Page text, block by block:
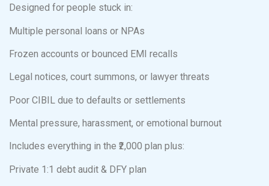
Designed for people stuck in:
Multiple personal loans or NPAs
Frozen accounts or bounced EMI recalls
Legal notices, court summons, or lawyer threats
Poor CIBIL due to defaults or settlements
Mental pressure, harassment, or emotional burnout
Includes everything in the ₹2,000 plan plus:
Private 1:1 debt audit & DFY plan